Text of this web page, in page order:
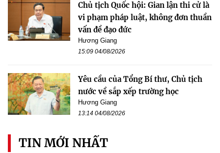
Chủ tịch Quốc hội: Gian lận thi cử là
vi phạm pháp luật, không đơn thuần
vấn đề đạo đức
Hương Giang
15:09 04/08/2026
Yêu cầu của Tổng Bí thư, Chủ tịch
nước về sắp xếp trường học
Hương Giang
13:14 04/08/2026
TIN MỚI NHẤT